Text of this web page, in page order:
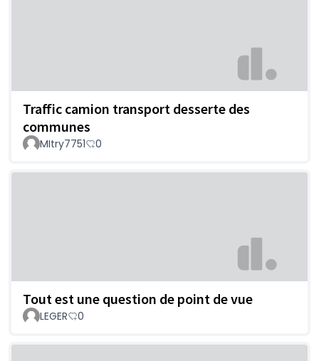
Traffic camion transport desserte des
communes
MItry7751 0
Tout est une question de point de vue
LEGER 0